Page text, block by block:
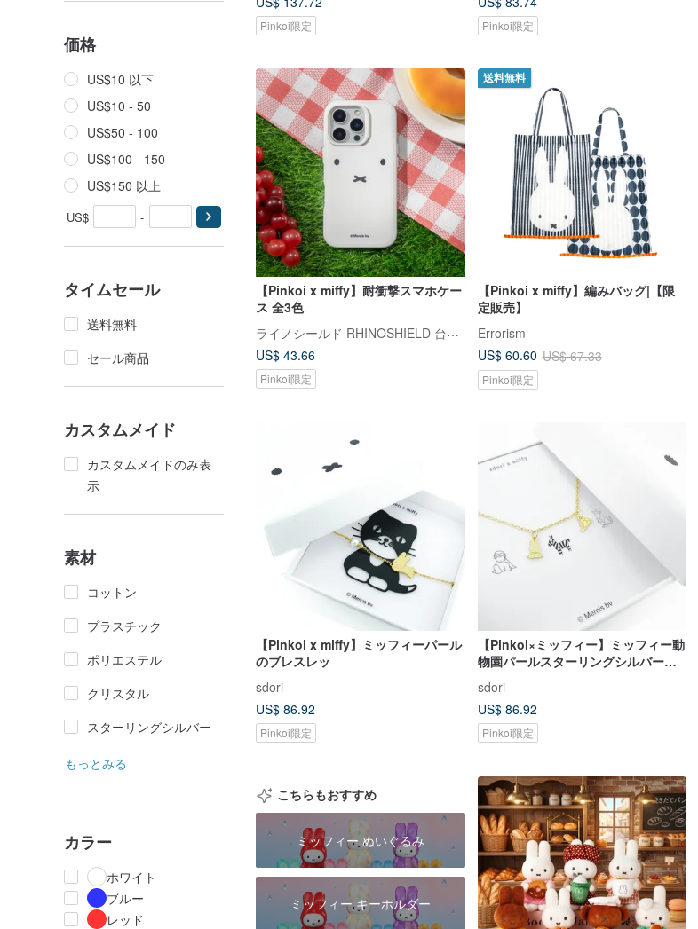
価格
US$10 以下
US$10 - 50
US$50 - 100
US$100 - 150
US$150 以上
US$ -
タイムセール
送料無料
セール商品
カスタムメイド
カスタムメイドのみ表
示
素材
コットン
プラスチック
ポリエステル
クリスタル
スターリングシルバー
もっとみる
カラー
ホワイト
ブルー
レッド
Pinkoi限定 Pinkoi限定
【Pinkoi x miffy】耐衝撃スマホケー
ス 全3色
ライノシールド RHINOSHIELD 台湾公式ストア
US$ 43.66
Pinkoi限定
送料無料
【Pinkoi x miffy】編みバッグ|【限
定販売】
Errorism
US$ 60.60 US$ 67.33
Pinkoi限定
【Pinkoi x miffy】ミッフィーパール
のブレスレッ
sdori
US$ 86.92
Pinkoi限定
【Pinkoi×ミッフィー】ミッフィー動
物園パールスターリングシルバーブ
レスレット
sdori
US$ 86.92
Pinkoi限定
こちらもおすすめ
ミッフィー ぬいぐるみ
ミッフィー キーホルダー